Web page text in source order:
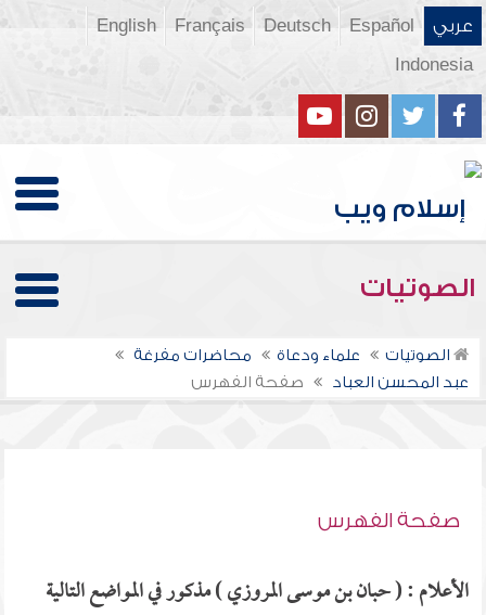
عربي Español
Deutsch
Français
English
Indonesia
الصوتيات
الصوتيات علماء ودعاة
محاضرات مفرغة
عبد المحسن العباد
صفحة الفهرس
صفحة الفهرس
الأعلام : ( حبان بن موسى المروزي ) مذكور في المواضع التالية